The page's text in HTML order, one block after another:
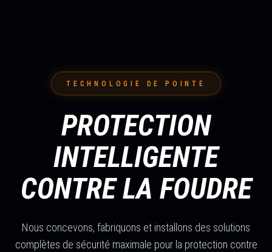
TECHNOLOGIE DE POINTE
PROTECTION
INTELLIGENTE
CONTRE LA FOUDRE
Nous concevons, fabriquons et installons des solutions
complètes de sécurité maximale pour la protection contre